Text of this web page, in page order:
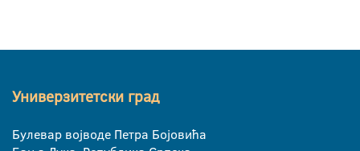
Универзитетски град
Булевар војводе Петра Бојовића